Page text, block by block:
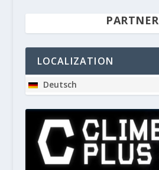
PARTNER
LOCALIZATION
Deutsch